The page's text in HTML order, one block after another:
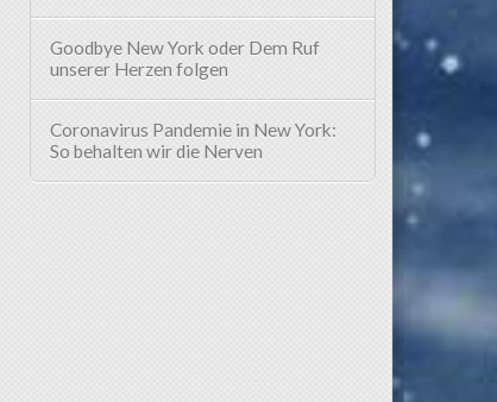
Goodbye New York oder Dem Ruf
unserer Herzen folgen
Coronavirus Pandemie in New York:
So behalten wir die Nerven